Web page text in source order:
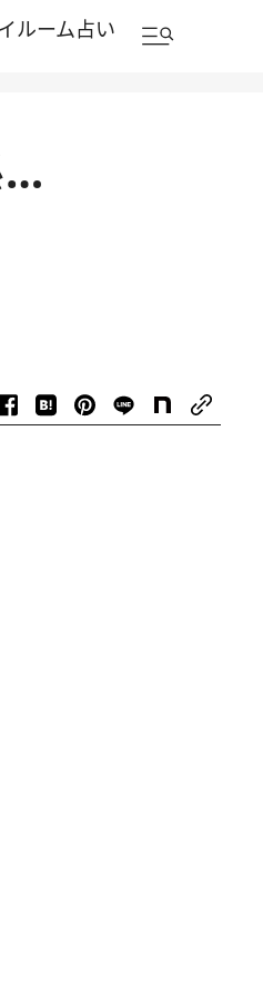
ルーム占い
…